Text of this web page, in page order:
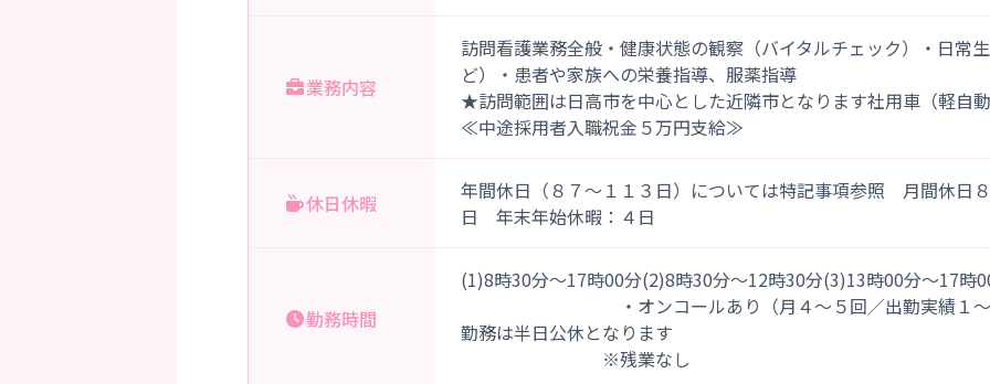
業務内容
訪問看護業務全般・健康状態の観察（バイタルチェック）・日常
ど）・患者や家族への栄養指導、服薬指導
★訪問範囲は日高市を中心とした近隣市となります社用車（軽自
≪中途採用者入職祝金５万円支給≫
休日休暇
年間休日（８７～１１３日）については特記事項参照 月間休日
日 年末年始休暇：４日
勤務時間
(1)8時30分～17時00分(2)8時30分～12時30分(3)13時00分～17時
・オンコールあり（月４～５回／出勤実績１～２
勤務は半日公休となります
※残業なし